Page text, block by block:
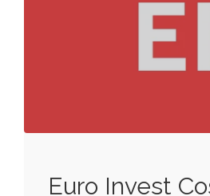
Euro Invest